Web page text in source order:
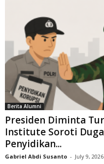
Berita Alumni
Presiden Diminta
Institute Soroti
Penyidikan...
Gabriel Abdi Susanto - July 9, 2026